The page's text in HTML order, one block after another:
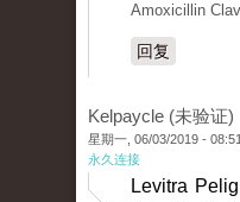
Amoxicillin
回复
Kelpaycle (未验证)
星期一, 06/03/2019 - 08:51
永久连接
Levitra